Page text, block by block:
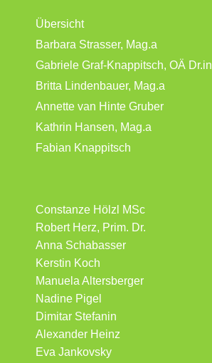
Übersicht
Barbara Strasser, Mag.a
Gabriele Graf-Knappitsch, OÄ Dr.in
Britta Lindenbauer, Mag.a
Annette van Hinte Gruber
Kathrin Hansen, Mag.a
Fabian Knappitsch
Constanze Hölzl MSc
Robert Herz, Prim. Dr.
Anna Schabasser
Kerstin Koch
Manuela Altersberger
Nadine Pigel
Dimitar Stefanin
Alexander Heinz
Eva Jankovsky